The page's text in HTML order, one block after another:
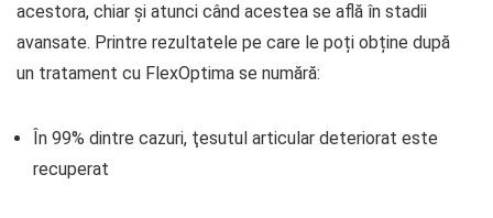
acestora, chiar și atunci când acestea se află în stadii
avansate. Printre rezultatele pe care le poți obține după
un tratament cu FlexOptima se numără:
În 99% dintre cazuri, ţesutul articular deteriorat este
recuperat